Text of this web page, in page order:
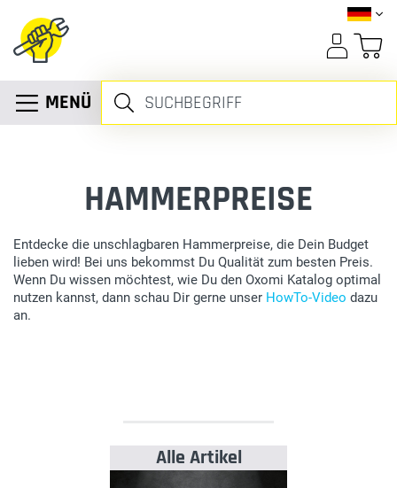
MENÜ
HAMMERPREISE
Entdecke die unschlagbaren Hammerpreise, die Dein Budget
lieben wird! Bei uns bekommst Du Qualität zum besten Preis.
Wenn Du wissen möchtest, wie Du den Oxomi Katalog optimal
nutzen kannst, dann schau Dir gerne unser HowTo-Video dazu
an.
Alle Artikel